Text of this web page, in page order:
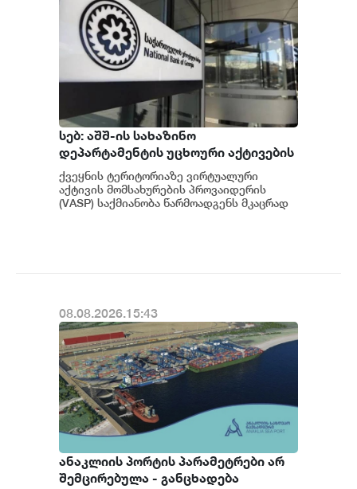
სებ: აშშ-ის სახაზინო
დეპარტამენტის უცხოური აქტივების
კონტროლის ოფისის (OFAC) მიერ
სანქცირებული პირი არ
წარმოადგენს საქართველოს
ქვეყნის ტერიტორიაზე ვირტუალური
აქტივის მომსახურების პროვაიდერის
(VASP) საქმიანობა წარმოადგენს მკაცრად
08.08.2026.15:43
ანაკლიის პორტის პარამეტრები არ
შემცირებულა - განცხადება